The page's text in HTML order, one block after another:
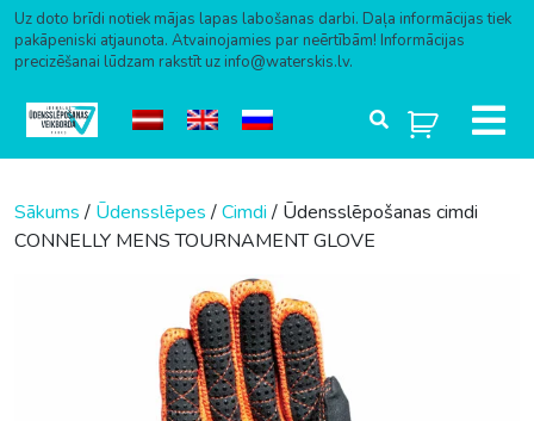
Uz doto brīdi notiek mājas lapas labošanas darbi. Daļa informācijas tiek
pakāpeniski atjaunota. Atvainojamies par neērtībām! Informācijas
precizēšanai lūdzam rakstīt uz info@waterskis.lv.
Sākums/ Ūdensslēpes/Cimdi/ Ūdensslēpošanas cimdi
CONNELLY MENS TOURNAMENT GLOVE